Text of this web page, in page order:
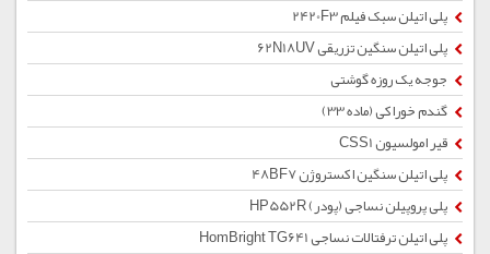
پلی اتیلن سبک فیلم 2420F3
پلی اتیلن سنگین تزریقی 62N18UV
جوجه یک روزه گوشتی
گندم خوراکی (ماده 33)
قیر امولسیون CSS1
پلی اتیلن سنگین اکستروژن 48BF7
پلی پروپیلن نساجی (پودر) HP552R
پلی اتیلن ترفتالات نساجی HomBright TG641